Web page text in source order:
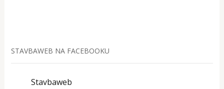
STAVBAWEB NA FACEBOOKU
Stavbaweb